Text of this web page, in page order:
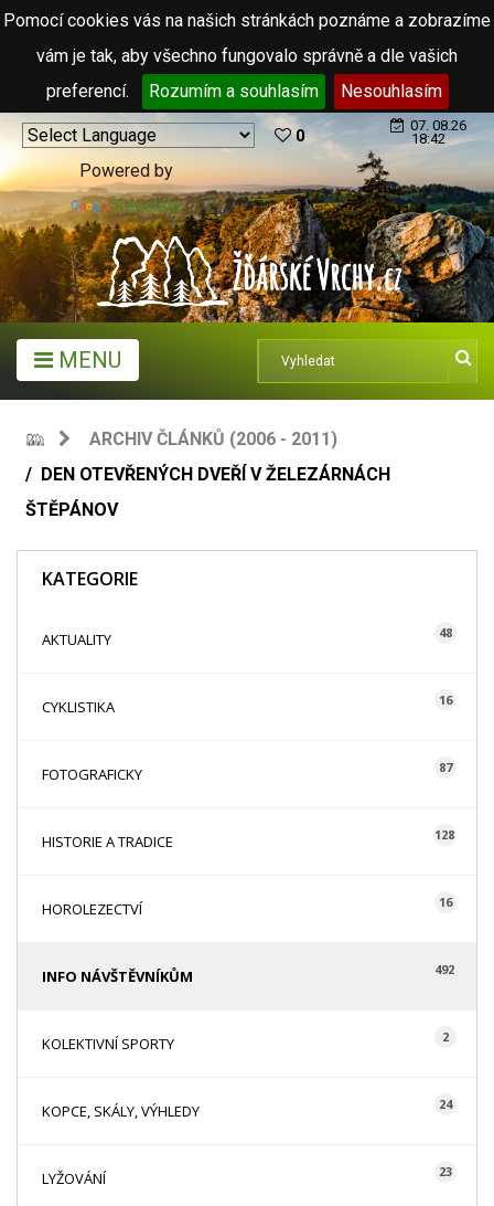
Pomocí cookies vás na našich stránkách poznáme a zobrazíme
vám je tak, aby všechno fungovalo správně a dle vašich
preferencí.
Rozumím a souhlasím Nesouhlasím
Powered by
Translate
0
07. 08.26
18:42
MENU
ARCHIV ČLÁNKŮ (2006 - 2011)
DEN OTEVŘENÝCH DVEŘÍ V ŽELEZÁRNÁCH
ŠTĚPÁNOV
KATEGORIE
AKTUALITY 48
CYKLISTIKA 16
FOTOGRAFICKY 87
HISTORIE A TRADICE 128
HOROLEZECTVÍ 16
INFO NÁVŠTĚVNÍKŮM 492
KOLEKTIVNÍ SPORTY 2
KOPCE, SKÁLY, VÝHLEDY 24
LYŽOVÁNÍ 23